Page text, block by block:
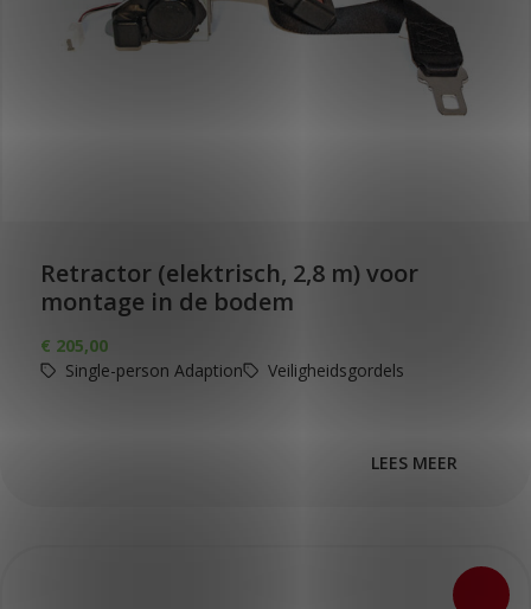
Retractor (elektrisch, 2,8 m) voor
montage in de bodem
€ 205,00
Single-person Adaption
Veiligheidsgordels
LEES MEER